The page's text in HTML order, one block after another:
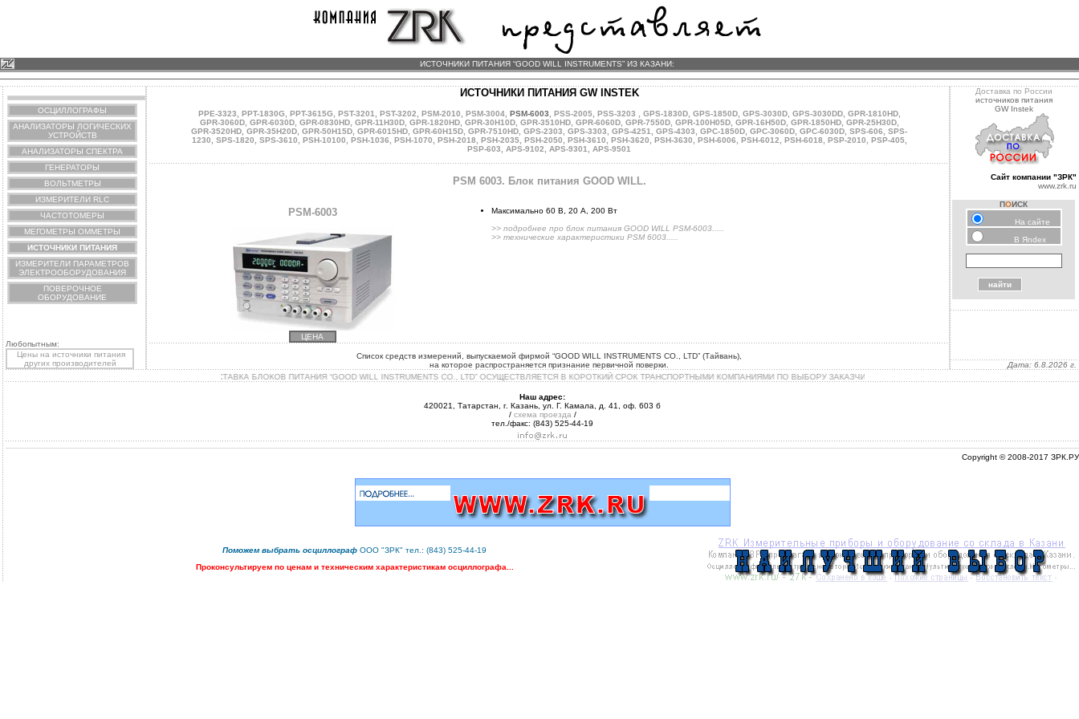
ИСТОЧНИКИ ПИТАНИЯ “GOOD WILL INSTRUMENTS” ИЗ КАЗАНИ:
ОСЦИЛЛОГРАФЫ
АНАЛИЗАТОРЫ ЛОГИЧЕСКИХ
УСТРОЙСТВ
АНАЛИЗАТОРЫ СПЕКТРА
ГЕНЕРАТОРЫ
ВОЛЬТМЕТРЫ
ИЗМЕРИТЕЛИ RLC
ЧАСТОТОМЕРЫ
МЕГОМЕТРЫ ОММЕТРЫ
ИСТОЧНИКИ ПИТАНИЯ
ИЗМЕРИТЕЛИ ПАРАМЕТРОВ
ЭЛЕКТРООБОРУДОВАНИЯ
ПОВЕРОЧНОЕ
ОБОРУДОВАНИЕ
ИСТОЧНИКИ ПИТАНИЯ GW INSTEK
PPE-3323, PPT-1830G, PPT-3615G, PST-3201, PST-3202, PSM-2010, PSM-3004, PSM-6003, PSS-2005, PSS-3203 , GPS-1830D, GPS-1850D, GPS-3030D, GPS-3030DD, GPR-1810HD,
GPR-3060D, GPR-6030D, GPR-0830HD, GPR-11H30D, GPR-1820HD, GPR-30H10D, GPR-3510HD, GPR-6060D, GPR-7550D, GPR-100H05D, GPR-16H50D, GPR-1850HD, GPR-25H30D,
GPR-3520HD, GPR-35H20D, GPR-50H15D, GPR-6015HD, GPR-60H15D, GPR-7510HD, GPS-2303, GPS-3303, GPS-4251, GPS-4303, GPC-1850D, GPC-3060D, GPC-6030D, SPS-606, SPS-
1230, SPS-1820, SPS-3610, PSH-10100, PSH-1036, PSH-1070, PSH-2018, PSH-2035, PSH-2050, PSH-3610, PSH-3620, PSH-3630, PSH-6006, PSH-6012, PSH-6018, PSP-2010, PSP-405,
PSP-603, APS-9102, APS-9301, APS-9501
PSM 6003. Блок питания GOOD WILL.
PSM-6003
Максимально 60 В, 20 А, 200 Вт
>> подробнее про блок питания GOOD WILL PSM-6003.....
>> технические характеристики PSM 6003.....
ЦЕНА
Список средств измерений, выпускаемой фирмой “GOOD WILL INSTRUMENTS CO., LTD” (Тайвань),
на которое распространяется признание первичной поверки.
Доставка по России
источников питания
GW Instek
Сайт компании "ЗРК"
www.zrk.ru
ПОИСК
На сайте
В Яndex
Дата: 6.8.2026 г.
Любопытным:
Цены на источники питания
других производителей
ДОСТАВКА БЛОКОВ ПИТАНИЯ “GOOD WILL INSTRUMENTS CO., LTD” ОСУЩЕСТВЛЯЕТСЯ В КОРОТКИЙ СРОК ТРАНСПОРТНЫМИ КОМПАНИЯМИ ПО ВЫБОРУ ЗАКАЗЧИКА, ВОЗМОЖНА ДОСТАВКА ДО ДВЕРИ КЛИЕНТА.
Наш адрес:
420021, Татарстан, г. Казань, ул. Г. Камала, д. 41, оф. 603 б
/ схема проезда /
тел./факс: (843) 525-44-19
Copyright © 2008-2017 ЗРК.РУ
Поможемвыбрать осциллограф ООО "ЗРК" тел.: (843) 525-44-19
Проконсультируем по ценам и техническим характеристикам осциллографа...